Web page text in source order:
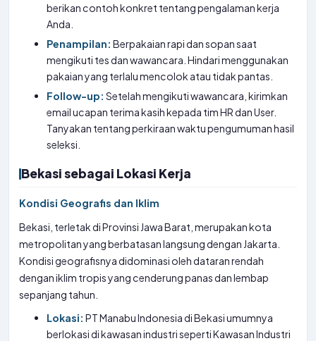
berikan contoh konkret tentang pengalaman kerja
Anda.
Penampilan: Berpakaian rapi dan sopan saat
mengikuti tes dan wawancara. Hindari menggunakan
pakaian yang terlalu mencolok atau tidak pantas.
Follow-up: Setelah mengikuti wawancara, kirimkan
email ucapan terima kasih kepada tim HR dan User.
Tanyakan tentang perkiraan waktu pengumuman hasil
seleksi.
Bekasi sebagai Lokasi Kerja
Kondisi Geografis dan Iklim
Bekasi, terletak di Provinsi Jawa Barat, merupakan kota
metropolitan yang berbatasan langsung dengan Jakarta.
Kondisi geografisnya didominasi oleh dataran rendah
dengan iklim tropis yang cenderung panas dan lembap
sepanjang tahun.
Lokasi: PT Manabu Indonesia di Bekasi umumnya
berlokasi di kawasan industri seperti Kawasan Industri